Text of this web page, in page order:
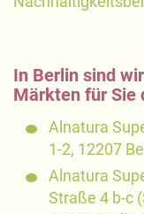
In Berlin sind
Märkten für Sie
Alnatura
1-2, 12207
Alnatura
Straße 4 b-c